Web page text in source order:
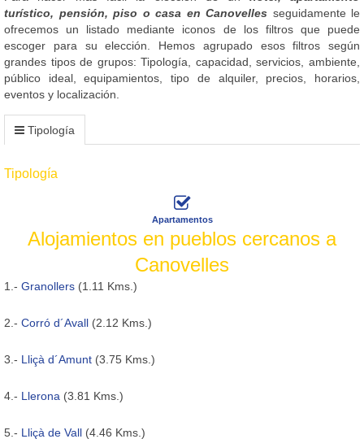
turístico, pensión, piso o casa en Canovelles seguidamente le
ofrecemos un listado mediante iconos de los filtros que puede
escoger para su elección. Hemos agrupado esos filtros según
grandes tipos de grupos: Tipología, capacidad, servicios, ambiente,
público ideal, equipamientos, tipo de alquiler, precios, horarios,
eventos y localización.
Tipología
Tipología
Apartamentos
Alojamientos en pueblos cercanos a
Canovelles
1.- Granollers (1.11 Kms.)
2.- Corró d´Avall (2.12 Kms.)
3.- Lliçà d´Amunt (3.75 Kms.)
4.- Llerona (3.81 Kms.)
5.- Lliçà de Vall (4.46 Kms.)